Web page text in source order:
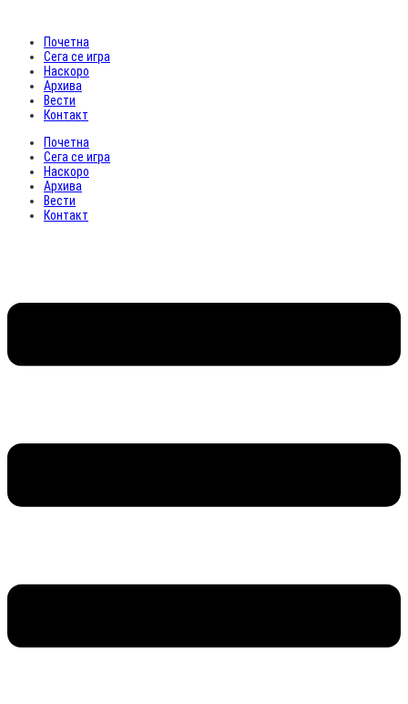
Почетна
Сега се игра
Наскоро
Архива
Вести
Контакт
Почетна
Сега се игра
Наскоро
Архива
Вести
Контакт